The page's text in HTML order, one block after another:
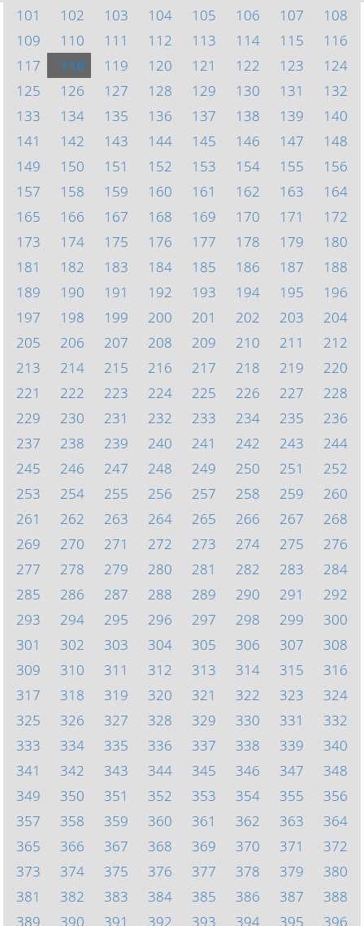
101
102 103 104 105 106 107
108
109
110 111 112 113 114 115
116
117
118 119 120 121 122 123
124
125
126 127 128 129 130 131
132
133
134 135 136 137 138 139
140
141
142 143 144 145 146 147
148
149
150 151 152 153 154 155
156
157
158 159 160 161 162 163
164
165
166 167 168 169 170 171
172
173
174 175 176 177 178 179
180
181
182 183 184 185 186 187
188
189
190 191 192 193 194 195
196
197
198 199 200 201 202 203
204
205
206 207 208 209 210 211
212
213
214 215 216 217 218 219
220
221
222 223 224 225 226 227
228
229
230 231 232 233 234 235
236
237
238 239 240 241 242 243
244
245
246 247 248 249 250 251
252
253
254 255 256 257 258 259
260
261
262 263 264 265 266 267
268
269
270 271 272 273 274 275
276
277
278 279 280 281 282 283
284
285
286 287 288 289 290 291
292
293
294 295 296 297 298 299
300
301
302 303 304 305 306 307
308
309
310 311 312 313 314 315
316
317
318 319 320 321 322 323
324
325
326 327 328 329 330 331
332
333
334 335 336 337 338 339
340
341
342 343 344 345 346 347
348
349
350 351 352 353 354 355
356
357
358 359 360 361 362 363
364
365
366 367 368 369 370 371
372
373
374 375 376 377 378 379
380
381
382 383 384 385 386 387
388
389
390 391 392 393 394 395 396